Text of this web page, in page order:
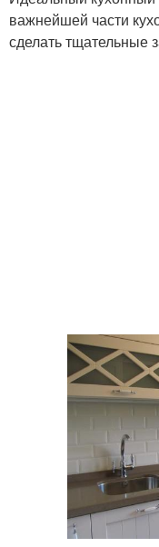
важнейшей части
сделать